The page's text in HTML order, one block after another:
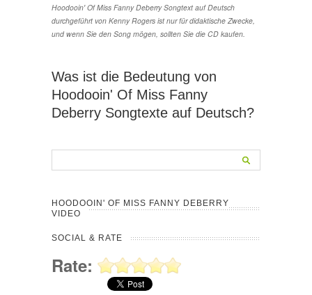
Hoodooin' Of Miss Fanny Deberry Songtext auf Deutsch
durchgeführt von Kenny Rogers ist nur für didaktische Zwecke,
und wenn Sie den Song mögen, sollten Sie die CD kaufen.
Was ist die Bedeutung von
Hoodooin' Of Miss Fanny
Deberry Songtexte auf Deutsch?
HOODOOIN' OF MISS FANNY DEBERRY
VIDEO
SOCIAL & RATE
Rate: